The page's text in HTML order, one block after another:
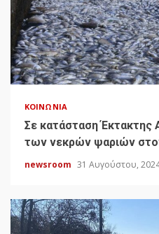
ΚΟΙΝΩΝΊΑ
Σε κατάσταση Έκτακτης
των νεκρών ψαριών
newsroom 31 Αυγούστου,